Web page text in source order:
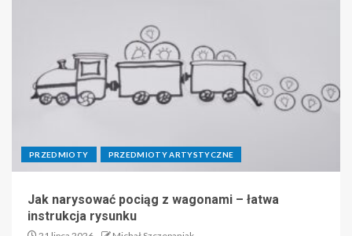
Praca zarobkowa czy
bezpłatny staż?
Dietetyka – czy to
PRZEDMIOTY PRZEDMIOTY ARTYSTYCZNE
Jak narysować pociąg z wagonami – łatwa
instrukcja rysunku